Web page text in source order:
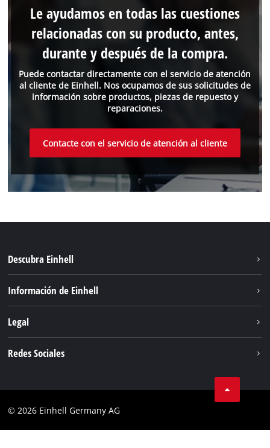
Puede contactar directamente con el servicio de atención
al cliente de Einhell. Nos ocupamos de sus solicitudes de
información sobre productos, piezas de repuesto y
reparaciones.
Le ayudamos en todas las cuestiones
relacionadas con su producto, antes,
durante y después de la compra.
Contacte con el servicio de atención al cliente
Descubra Einhell
Servicio
Información de Einhell
Legal
Redes Sociales
© 2026 Einhell Germany AG